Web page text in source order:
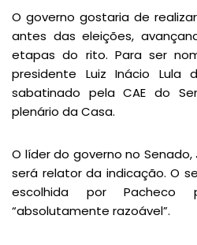
O governo gostaria de
antes das eleições,
etapas do rito. Para ser
presidente Luiz Inácio Lula
sabatinado pela CAE do
plenário da Casa.
O líder do governo no
será relator da indicação. O
escolhida por
“absolutamente razoável”.